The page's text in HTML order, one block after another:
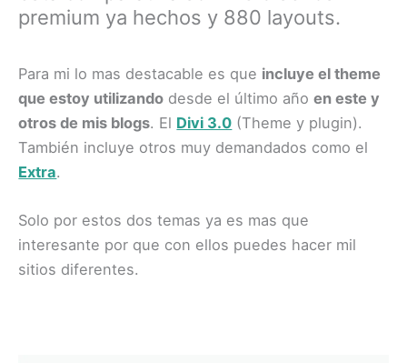
premium ya hechos y 880 layouts.
​Para mi lo mas destacable es que incluye el theme
que estoy utilizando desde el último añoen este y
otros de mis blogs. El Divi 3.0 (Theme y plugin).
También incluye otros muy demandados como el
Extra.
Solo por estos dos temas ya es mas que
interesante por que con ellos puedes hacer mil
sitios diferentes.​